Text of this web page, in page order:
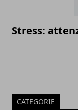
Stress:
CATEGORIE